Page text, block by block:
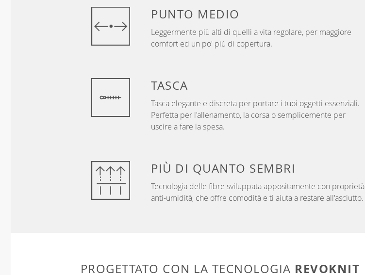
PUNTO MEDIO
Leggermente più alti di quelli a vita regolare, per maggiore
comfort ed un po' più di copertura.
TASCA
Tasca elegante e discreta per portare i tuoi oggetti essenziali.
Perfetta per l'allenamento, la corsa o semplicemente per
uscire a fare la spesa.
PIÙ DI QUANTO SEMBRI
Tecnologia delle fibre sviluppata appositamente con proprietà
anti-umidità, che offre comodità e ti aiuta a restare all'asciutto.
PROGETTATO CON LA TECNOLOGIA REVOKNIT